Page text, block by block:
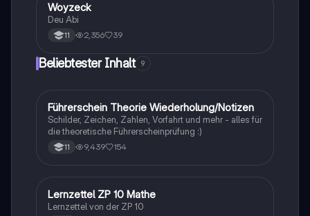
Deutsch
Woyzeck
Deu Abi
11 2,356 39
Beliebtester Inhalt 9
Lerntipps
Führerschein Theorie Wiederholung/Notizen
Schilder, Zeichen, Zahlen, Vorfahrt und mehr - alles für
die theoretische Führerscheinprüfung :)
11 9,439 154
Mathe
Lernzettel ZP 10 Mathe
Lernzettel von der ZP 10